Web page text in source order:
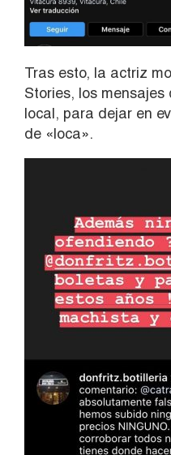
Tras esto, la actriz
Stories, los mensajes
local, para dejar en
de «loca».